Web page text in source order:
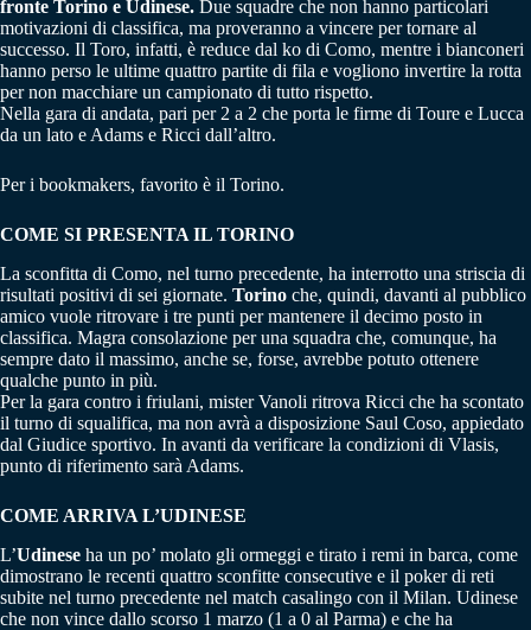
fronte Torino e Udinese. Due squadre che non hanno particolari
motivazioni di classifica, ma proveranno a vincere per tornare al
successo. Il Toro, infatti, è reduce dal ko di Como, mentre i bianconeri
hanno perso le ultime quattro partite di fila e vogliono invertire la rotta
per non macchiare un campionato di tutto rispetto.
Nella gara di andata, pari per 2 a 2 che porta le firme di Toure e Lucca
da un lato e Adams e Ricci dall’altro.
Per i bookmakers, favorito è il Torino.
COME SI PRESENTA IL TORINO
La sconfitta di Como, nel turno precedente, ha interrotto una striscia di
risultati positivi di sei giornate. Torino che, quindi, davanti al pubblico
amico vuole ritrovare i tre punti per mantenere il decimo posto in
classifica. Magra consolazione per una squadra che, comunque, ha
sempre dato il massimo, anche se, forse, avrebbe potuto ottenere
qualche punto in più.
Per la gara contro i friulani, mister Vanoli ritrova Ricci che ha scontato
il turno di squalifica, ma non avrà a disposizione Saul Coso, appiedato
dal Giudice sportivo. In avanti da verificare la condizioni di Vlasis,
punto di riferimento sarà Adams.
COME ARRIVA L’UDINESE
L’Udinese ha un po’ molato gli ormeggi e tirato i remi in barca, come
dimostrano le recenti quattro sconfitte consecutive e il poker di reti
subite nel turno precedente nel match casalingo con il Milan. Udinese
che non vince dallo scorso 1 marzo (1 a 0 al Parma) e che ha